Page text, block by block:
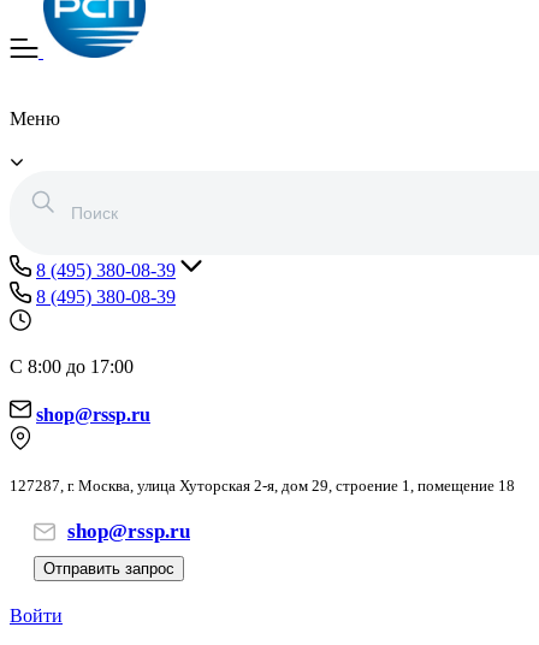
Меню
8 (495) 380-08-39
8 (495) 380-08-39
С 8:00 до 17:00
shop@rssp.ru
127287, г. Москва, улица Хуторская 2-я, дом 29, строение 1, помещение 18
shop@rssp.ru
Отправить запрос
Войти